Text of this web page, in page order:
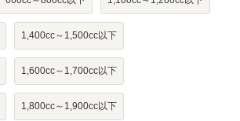
1,400cc～1,500cc以下
1,600cc～1,700cc以下
1,800cc～1,900cc以下